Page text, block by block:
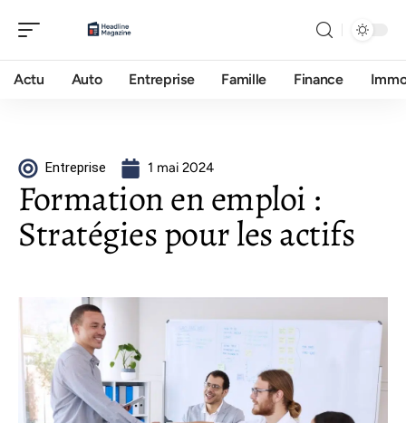
Actu Auto Entreprise Famille Finance
Entreprise 1 mai 2024
Formation en emploi :
Stratégies pour les actifs